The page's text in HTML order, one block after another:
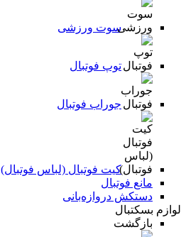
سوت ورزشی
توپ فوتبال
جوراب فوتبال
کیت فوتبال (لباس فوتبال)
مانع فوتبال
دستکش دروازه‌بانی
لوازم بسکتبال
بازگشت